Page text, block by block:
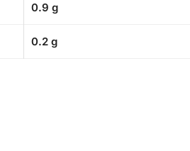
0.9 g
0.2 g